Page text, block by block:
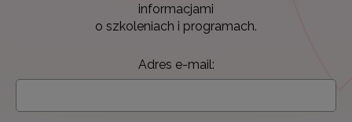
informacjami
o szkoleniach i programach.
Adres e-mail: